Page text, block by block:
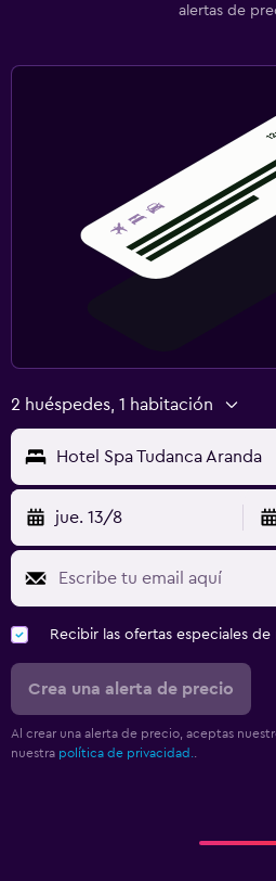
alertas de
2 huéspedes, 1 habitación
Hotel Spa Tudanca Aranda
jue. 13/8
Recibir las ofertas especiales
Crea una alerta de precio
Al crear una alerta de precio, aceptas
nuestra política de privacidad.